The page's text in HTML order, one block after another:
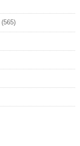
(565)